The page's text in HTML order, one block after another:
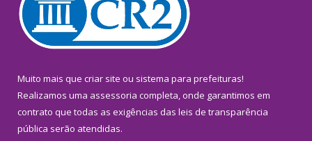
Muito mais que criar site ou sistema para prefeituras!
Realizamos uma assessoria completa, onde garantimos em
contrato que todas as exigências das leis de transparência
pública serão atendidas.